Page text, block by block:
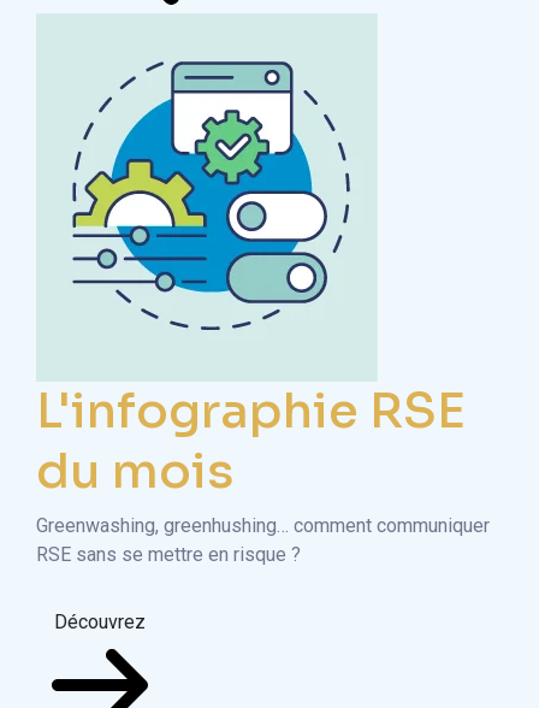
L'infographie RSE
du mois
Greenwashing, greenhushing… comment communiquer
RSE sans se mettre en risque ?
Découvrez